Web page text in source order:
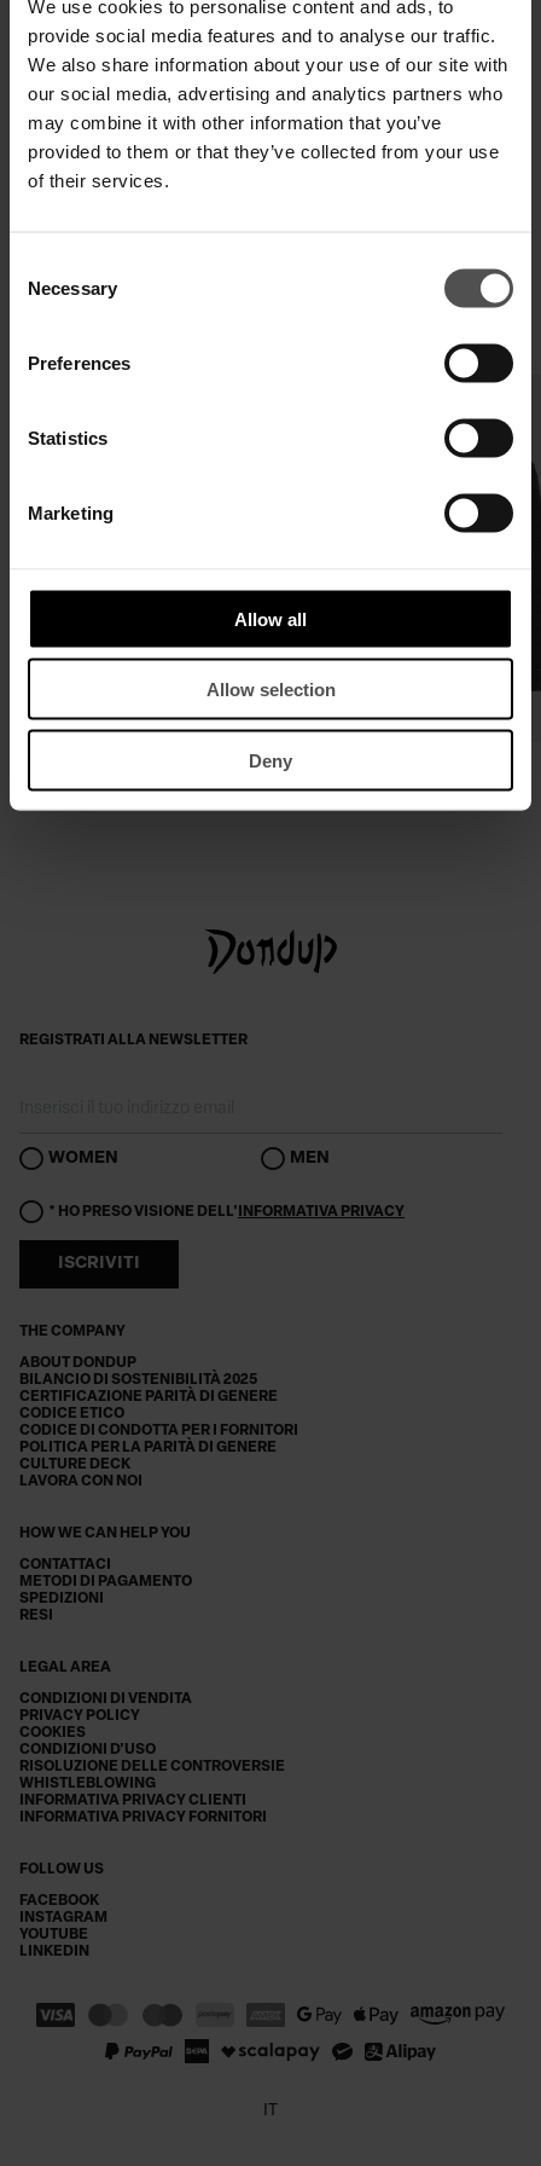
We use cookies to personalise content and ads, to
provide social media features and to analyse our traffic.
We also share information about your use of our site with
our social media, advertising and analytics partners who
may combine it with other information that you’ve
provided to them or that they’ve collected from your use
of their services.
Selection
Necessary
Preferences
Statistics
Marketing
Allow all
Allow selection
Deny
SPEDIZIONE E RESO
SPECIFICHE TECNICHE
€ 94,00
€ 145,00
€ 163,00
€ 250,00
THE COMPANY
ABOUT DONDUP
BILANCIO DI SOSTENIBILITÀ 2025
CERTIFICAZIONE PARITÀ DI GENERE
CODICE ETICO
CODICE DI CONDOTTA PER I FORNITORI
POLITICA PER LA PARITÀ DI GENERE
CULTURE DECK
LAVORA CON NOI
HOW WE CAN HELP YOU
CONTATTACI
METODI DI PAGAMENTO
SPEDIZIONI
RESI
LEGAL AREA
CONDIZIONI DI VENDITA
PRIVACY POLICY
COOKIES
CONDIZIONI D'USO
RISOLUZIONE DELLE CONTROVERSIE
WHISTLEBLOWING
INFORMATIVA PRIVACY CLIENTI
INFORMATIVA PRIVACY FORNITORI
FOLLOW US
FACEBOOK
INSTAGRAM
YOUTUBE
LINKEDIN
REGISTRATI ALLA NEWSLETTER
WOMEN MEN
* HO PRESO VISIONE DELL' INFORMATIVA PRIVACY
ISCRIVITI
IT